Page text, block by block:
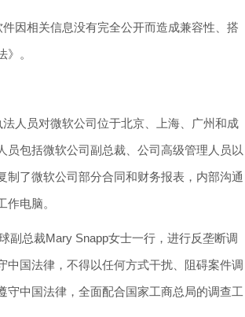
因相关信息没有完全公开而造成兼容性、搭
。
人员对微软公司位于北京、上海、广州和成
包括微软公司副总裁、公司高级管理人员以
制了微软公司部分合同和财务报表，内部沟通
电脑。
副总裁Mary Snapp女士一行，进行反垄断调
国法律，不得以任何方式干扰、阻碍案件调
中国法律，全面配合国家工商总局的调查工